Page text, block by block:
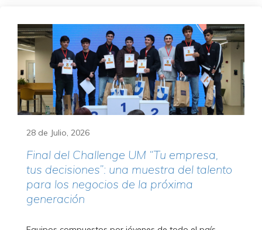
28 de Julio, 2026
Final del Challenge UM “Tu empresa,
tus decisiones”: una muestra del talento
para los negocios de la próxima
generación